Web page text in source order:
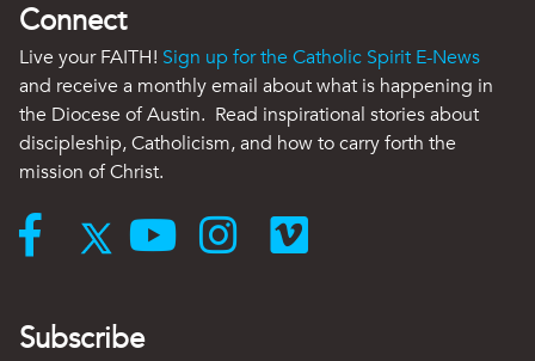
Connect
Live your FAITH! Sign up for the Catholic Spirit E-News
and receive a monthly email about what is happening in
the Diocese of Austin. Read inspirational stories about
discipleship, Catholicism, and how to carry forth the
mission of Christ.
Subscribe